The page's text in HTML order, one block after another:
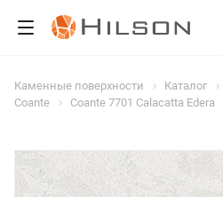
Каменные поверхности Каталог
Coante
Coante 7701 Calacatta Edera